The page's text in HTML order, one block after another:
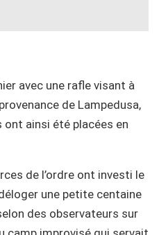
avec une rafle visant à
de Lampedusa,
ainsi été placées en
de l’ordre ont investi le
une petite centaine
des observateurs sur